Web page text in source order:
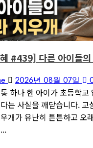
지혜
#439] 다른 아이들의
2026년 08월 07일
하나 한 아이가 초등학교
는 사실을 깨닫습니다. 교
개가 유난히 튼튼하고 오